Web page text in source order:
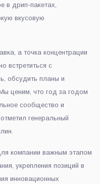
в дрип-пакетах,
вкусовую
а точка концентрации
встретиться с
обсудить планы и
ценим, что год за годом
сообщество и
генеральный
компании важным этапом
укрепления позиций в
инновационных